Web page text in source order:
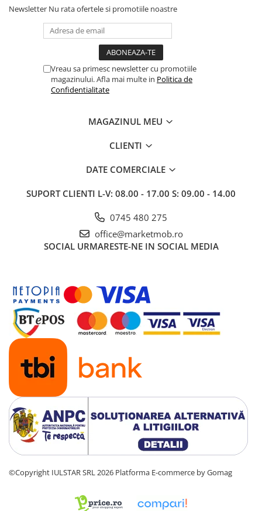
drag !
Newsletter Nu rata ofertele si promotiile noastre
Vreau sa primesc newsletter cu promotiile
magazinului. Afla mai multe in Politica de
Confidentialitate
MAGAZINUL MEU
CLIENTI
DATE COMERCIALE
SUPORT CLIENTI L-V: 08.00 - 17.00 S: 09.00 - 14.00
0745 480 275
office@marketmob.ro
SOCIAL URMARESTE-NE IN SOCIAL MEDIA
©Copyright IULSTAR SRL 2026 Platforma E-commerce by Gomag